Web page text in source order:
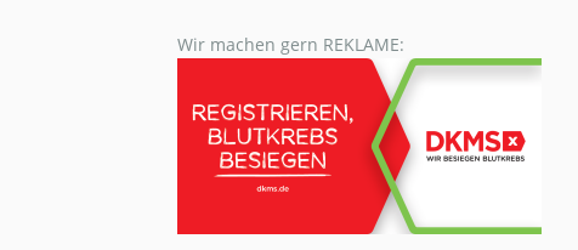
Wir machen gern REKLAME: